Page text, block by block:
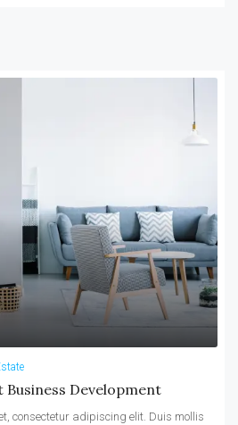
Business Development
consectetur adipiscing elit. Duis mollis